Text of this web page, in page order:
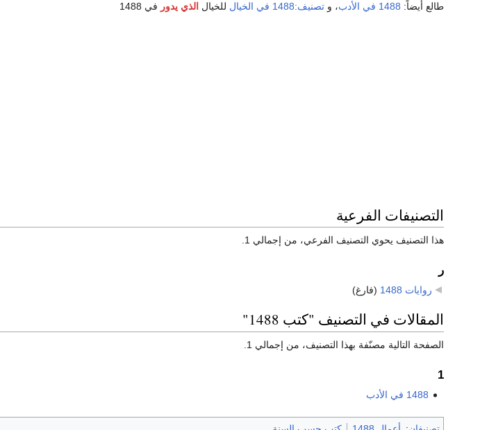
طالع أيضاً: 1488 في الأدب ، و تصنيف:1488 في الخيال للخيال الذي يدور في 1488
التصنيفات الفرعية
هذا التصنيف يحوي التصنيف الفرعي، من إجمالي 1.
ر
روايات 1488 (فارغ)
المقالات في التصنيف "كتب 1488"
الصفحة التالية مصنّفة بهذا التصنيف، من إجمالي 1.
1
1488 في الأدب